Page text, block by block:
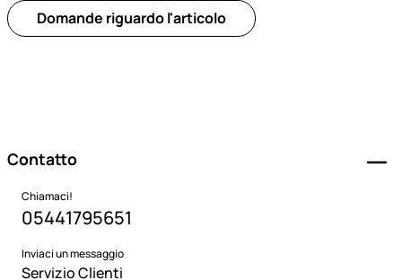
Domande riguardo l'articolo
Contatto
Chiamaci!
05441795651
Inviaci un messaggio
Servizio Clienti